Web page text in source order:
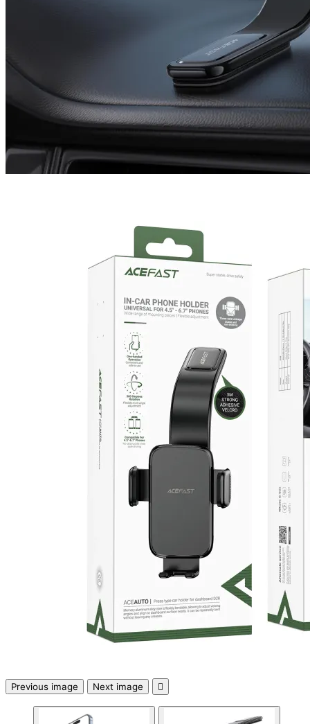
Външни батерии
PowerBank
Зарядни
Аксесоари за
смарфони и
таблети
СМАРТ ДОМ
Смарт крушки
Смарт контакти
Смарт сензори
Смарт хъбове и
контролери
Смарт ключове и
Outdoor /
Преносими
устройства
МРЕЖОВИ
суичове /
Previous image Next image 